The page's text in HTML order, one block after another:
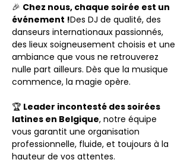
🎉 Chez nous, chaque soirée est un
événement !Des DJ de qualité, des
danseurs internationaux passionnés,
des lieux soigneusement choisis et une
ambiance que vous ne retrouverez
nulle part ailleurs. Dès que la musique
commence, la magie opère.
🏆 Leader incontesté des soirées
latines en Belgique, notre équipe
vous garantit une organisation
professionnelle, fluide, et toujours à la
hauteur de vos attentes.